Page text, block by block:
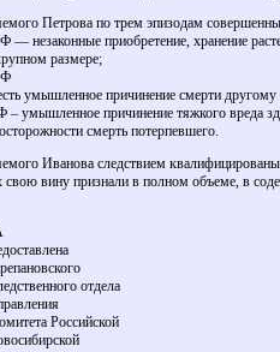
Петрова по трем эпизодам
незаконные приобретение, хранение
размере;
умышленное причинение смерти другому
умышленное причинение тяжкого вреда
смерть потерпевшего.
Иванова следствием
вину признали в полном объеме, в
отдела
Российской